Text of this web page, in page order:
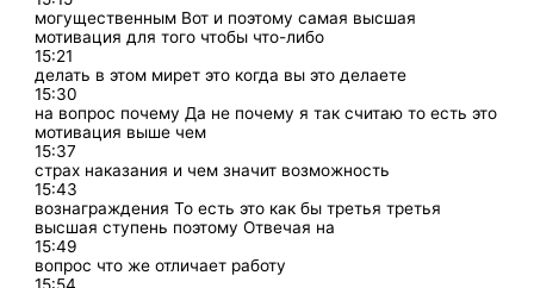
могущественным Вот и поэтому самая высшая
мотивация для того чтобы что-либо
15:21
делать в этом мирет это когда вы это делаете
15:30
на вопрос почему Да не почему я так считаю то есть это
мотивация выше чем
15:37
страх наказания и чем значит возможность
15:43
вознаграждения То есть это как бы третья третья
высшая ступень поэтому Отвечая на
15:49
вопрос что же отличает работу